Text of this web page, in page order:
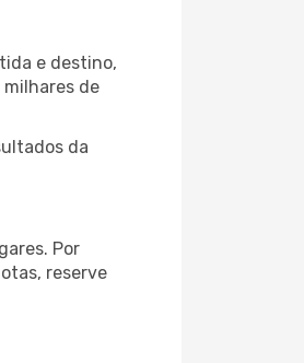
e destino,
de
da
Por
reserve